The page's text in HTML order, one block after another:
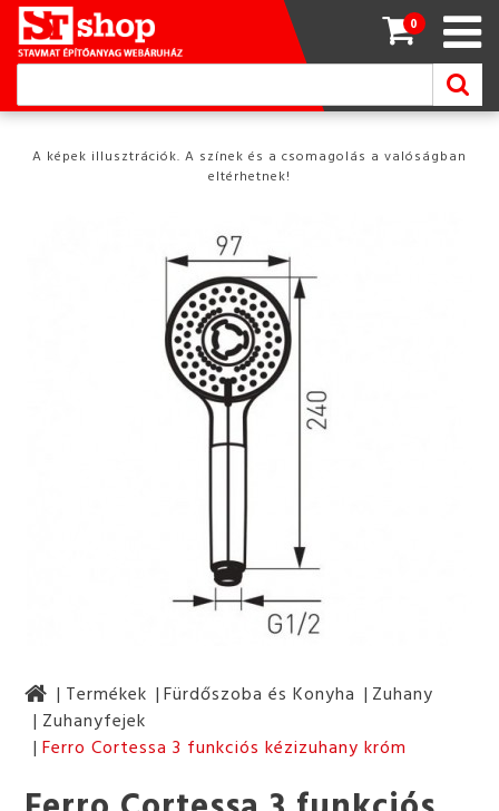
0
A képek illusztrációk. A színek és a csomagolás a valóságban
eltérhetnek!
Termékek Fürdőszoba és Konyha
Zuhany
Zuhanyfejek
Ferro Cortessa 3 funkciós kézizuhany króm